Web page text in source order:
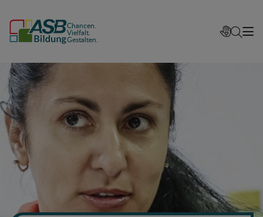
Chancen.
Vielfalt.
Gestalten.